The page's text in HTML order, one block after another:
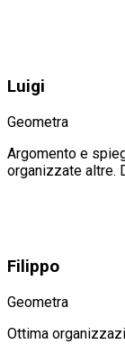
Luigi
Geometra
Argomento e
organizzate altre.
Filippo
Geometra
Ottima